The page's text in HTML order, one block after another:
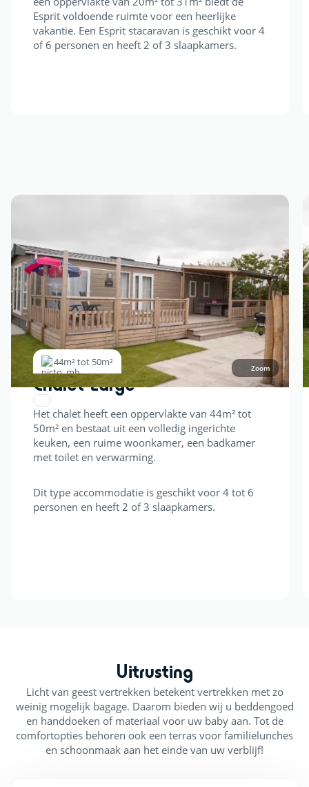
Esprit voldoende ruimte voor een heerlijke
vakantie. Een Esprit stacaravan is geschikt voor 4
of 6 personen en heeft 2 of 3 slaapkamers.
Zoom
44m² tot 50m²
Chalet Large
Het chalet heeft een oppervlakte van 44m² tot
50m² en bestaat uit een volledig ingerichte
keuken, een ruime woonkamer, een badkamer
met toilet en verwarming.
Dit type accommodatie is geschikt voor 4 tot 6
personen en heeft 2 of 3 slaapkamers.
Uitrusting
Licht van geest vertrekken betekent vertrekken met zo
weinig mogelijk bagage. Daarom bieden wij u beddengoed
en handdoeken of materiaal voor uw baby aan. Tot de
comfortopties behoren ook een terras voor familielunches
en schoonmaak aan het einde van uw verblijf!